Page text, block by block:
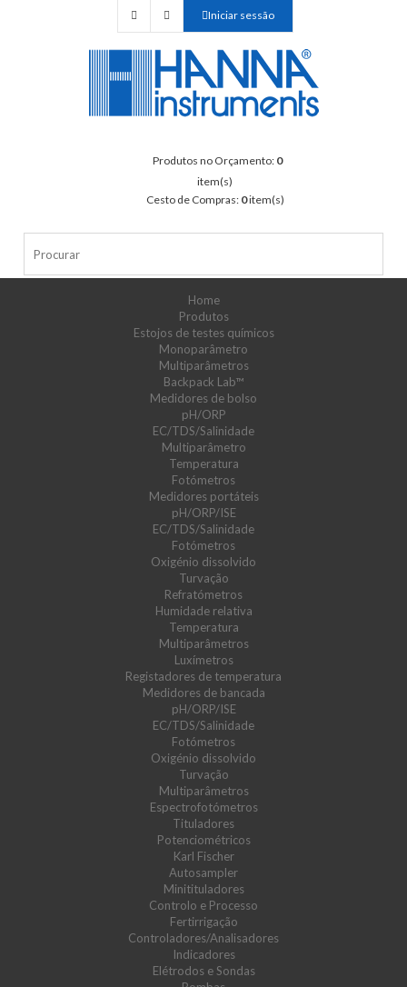
Iniciar sessão
Produtos no Orçamento: 0
item(s)
Cesto de Compras: 0item(s)
Home
Produtos
Estojos de testes químicos
Monoparâmetro
Multiparâmetros
Backpack Lab™
Medidores de bolso
pH/ORP
EC/TDS/Salinidade
Multiparâmetro
Temperatura
Fotómetros
Medidores portáteis
pH/ORP/ISE
EC/TDS/Salinidade
Fotómetros
Oxigénio dissolvido
Turvação
Refratómetros
Humidade relativa
Temperatura
Multiparâmetros
Luxímetros
Registadores de temperatura
Medidores de bancada
pH/ORP/ISE
EC/TDS/Salinidade
Fotómetros
Oxigénio dissolvido
Turvação
Multiparâmetros
Espectrofotómetros
Tituladores
Potenciométricos
Karl Fischer
Autosampler
Minitituladores
Controlo e Processo
Fertirrigação
Controladores/Analisadores
Indicadores
Elétrodos e Sondas